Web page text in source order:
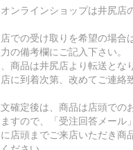
ンラインショップは井尻店
での受け取りを希望の場合
の備考欄にご記入下さい。
商品は井尻店より転送とな
に到着次第、改めてご連絡
確定後は、商品は店頭での
すので、「受注回答メール
店頭までご来店いただき商